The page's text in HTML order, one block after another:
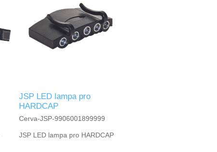
JSP LED lampa pro
HARDCAP
Cerva-JSP-9906001899999
JSP LED lampa pro HARDCAP